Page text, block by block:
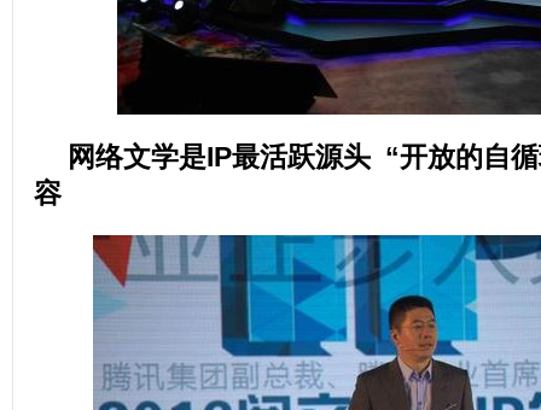
网络文学是IP最活跃源头 “开放的自
容